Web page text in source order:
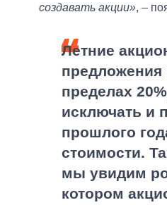
создавать акции», –
Летние
предложения
пределах
исключать и
прошлого
стоимости.
мы увидим
котором